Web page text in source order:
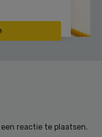
een reactie te plaatsen.